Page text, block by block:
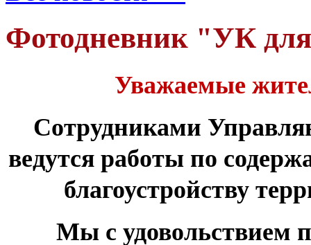
Фотодневник "УК
Уважаемые
Сотрудниками
ведутся работы по
благоустройству
Мы с удовольствием